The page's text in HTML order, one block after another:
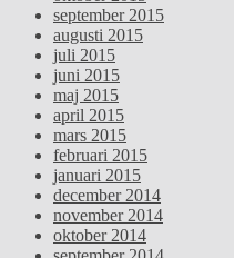
september 2015
augusti 2015
juli 2015
juni 2015
maj 2015
april 2015
mars 2015
februari 2015
januari 2015
december 2014
november 2014
oktober 2014